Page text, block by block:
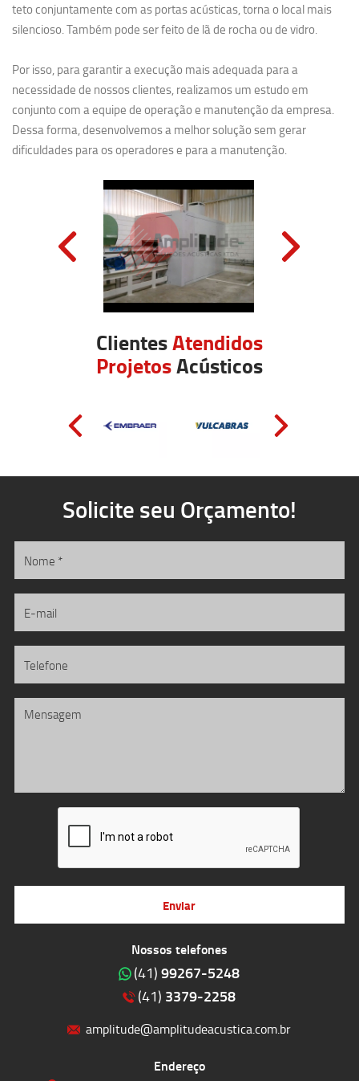
teto conjuntamente com as portas acústicas, torna o local mais
silencioso. Também pode ser feito de lã de rocha ou de vidro.
Por isso, para garantir a execução mais adequada para a
necessidade de nossos clientes, realizamos um estudo em
conjunto com a equipe de operação e manutenção da empresa.
Dessa forma, desenvolvemos a melhor solução sem gerar
dificuldades para os operadores e para a manutenção.
ClientesAtendidos
ProjetosAcústicos
Nossos telefones
(41) 99267-5248
(41) 3379-2258
amplitude@amplitudeacustica.com.br
Endereço
Solicite seu Orçamento!
Enviar